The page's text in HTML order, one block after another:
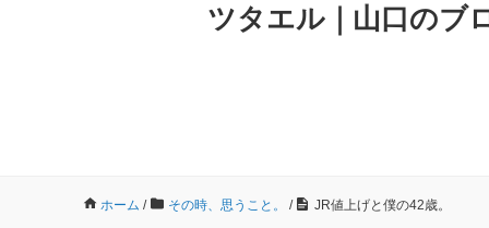
ツタエル｜山口のブ
ホーム / その時、思うこと。 / JR値上げと僕の42歳。